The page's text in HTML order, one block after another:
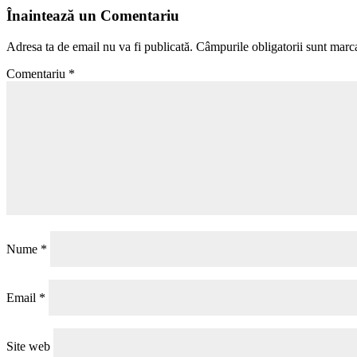
Înaintează un Comentariu
Adresa ta de email nu va fi publicată. Câmpurile obligatorii sunt
Comentariu *
Nume *
Email *
Site web